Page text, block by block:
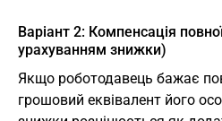
Варіант 2: Компенсація
урахуванням знижки)
Якщо роботодавець бажає
грошовий еквівалент його